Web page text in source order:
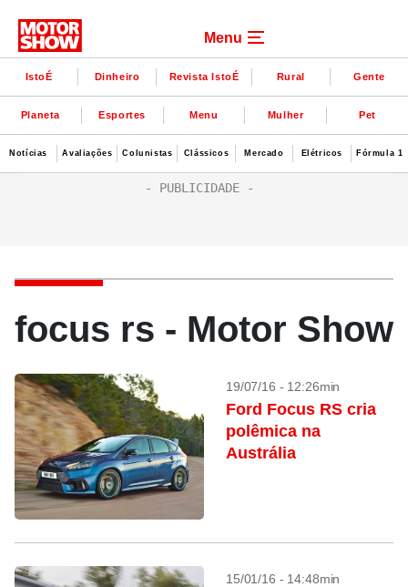
Menu
IstoÉ Dinheiro Revista IstoÉ Rural Gente
Planeta Esportes Menu Mulher Pet
Notícias Avaliações Colunistas Clássicos Mercado Elétricos Fórmula 1
focus rs - Motor Show
19/07/16 - 12:26min
Ford Focus RS cria
polêmica na
Austrália
15/01/16 - 14:48min